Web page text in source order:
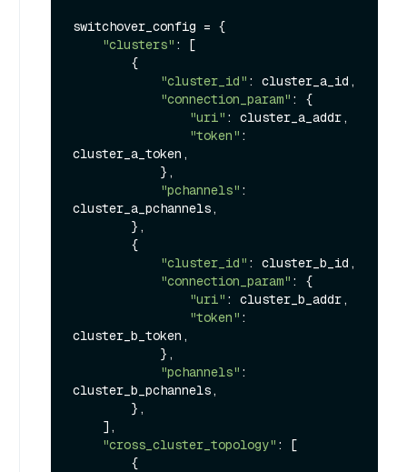
switchover_config = {
"clusters" : [
"cluster_id" : cluster_a_id,
"connection_param" : {
"uri" : cluster_a_addr,
"token" :
cluster_a_token,
"pchannels" :
cluster_a_pchannels,
"cluster_id" : cluster_b_id,
"connection_param" : {
"uri" : cluster_b_addr,
"token" :
cluster_b_token,
"pchannels" :
cluster_b_pchannels,
"cross_cluster_topology" : [